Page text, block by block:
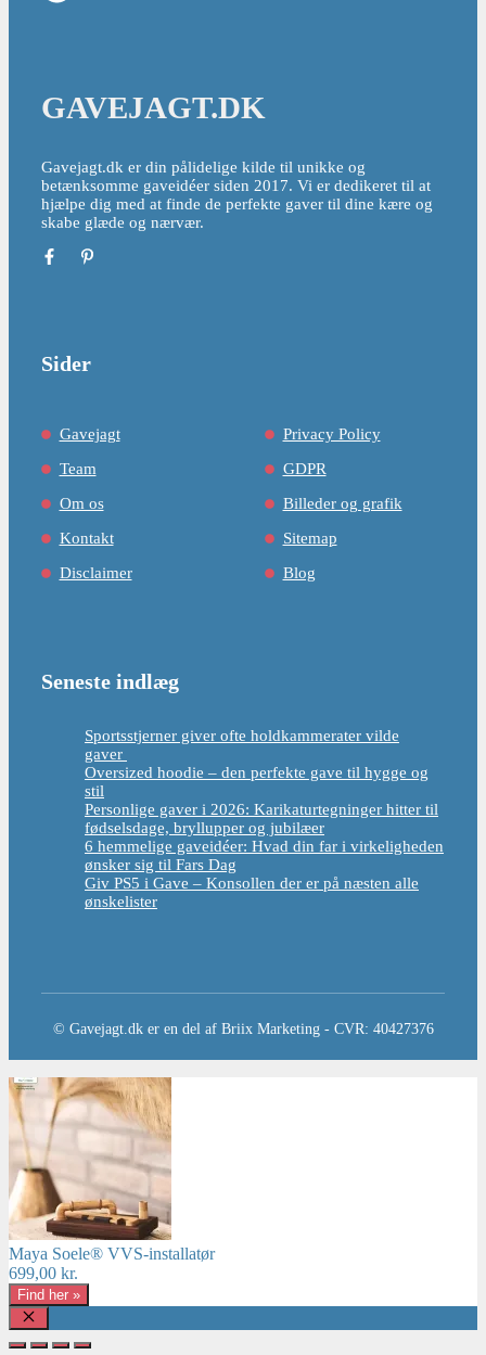
GAVEJAGT.DK
Gavejagt.dk er din pålidelige kilde til unikke og
betænksomme gaveidéer siden 2017. Vi er dedikeret til at
hjælpe dig med at finde de perfekte gaver til dine kære og
skabe glæde og nærvær.
Sider
Gavejagt
Team
Om os
Kontakt
Disclaimer
Privacy Policy
GDPR
Billeder og grafik
Sitemap
Blog
Seneste indlæg
Sportsstjerner giver ofte holdkammerater vilde
gaver
Oversized hoodie – den perfekte gave til hygge og
stil
Personlige gaver i 2026: Karikaturtegninger hitter til
fødselsdage, bryllupper og jubilæer
6 hemmelige gaveidéer: Hvad din far i virkeligheden
ønsker sig til Fars Dag
Giv PS5 i Gave – Konsollen der er på næsten alle
ønskelister
© Gavejagt.dk er en del af Briix Marketing - CVR: 40427376
Maya Soele® VVS-installatør
699,00 kr.
Find her »
Luk